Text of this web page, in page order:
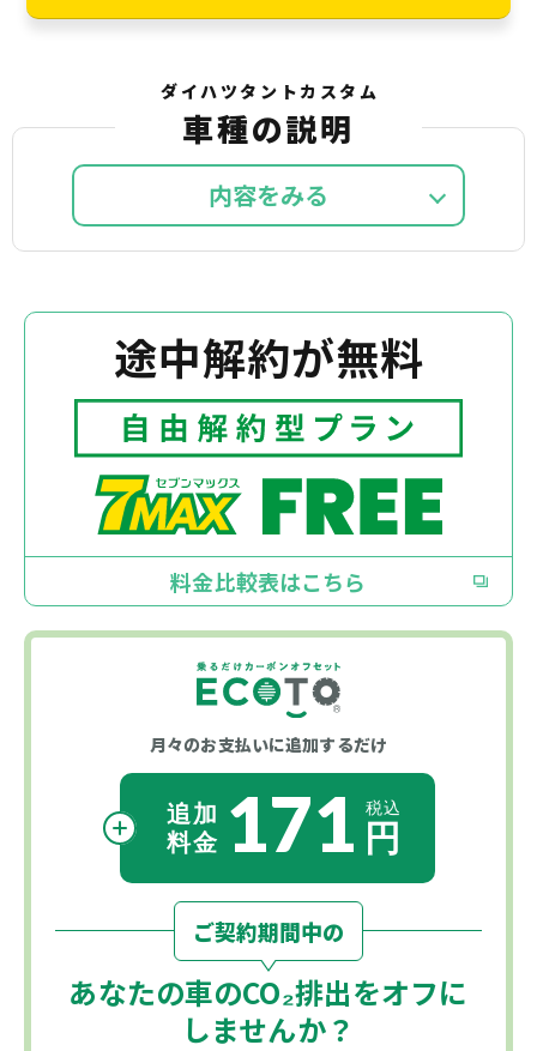
ダイハツタントカスタム
車種の説明
内容を
途中解約が無料
料金比較表はこちら
月々のお支払いに追加するだけ
171
ご契約期間中の
あなたの車のCO₂排出をオフに
しませんか？